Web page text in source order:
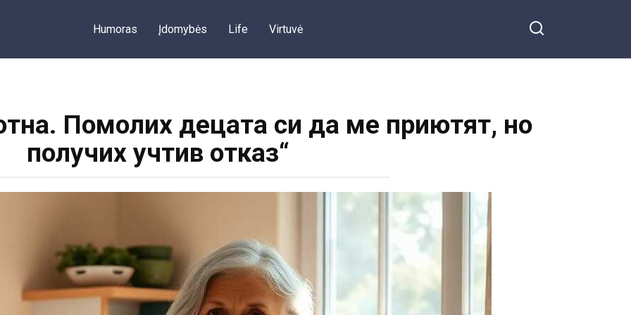
Humoras Įdomybės Life Virtuvė
Помолих децата си да ме приютят, но
получих учтив отказ“